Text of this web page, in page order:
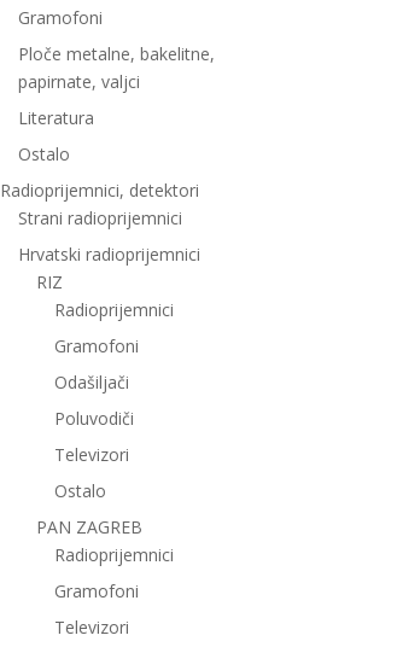
Gramofoni
Ploče metalne, bakelitne,
papirnate, valjci
Literatura
Ostalo
Radioprijemnici, detektori
Strani radioprijemnici
Hrvatski radioprijemnici
RIZ
Radioprijemnici
Gramofoni
Odašiljači
Poluvodiči
Televizori
Ostalo
PAN ZAGREB
Radioprijemnici
Gramofoni
Televizori